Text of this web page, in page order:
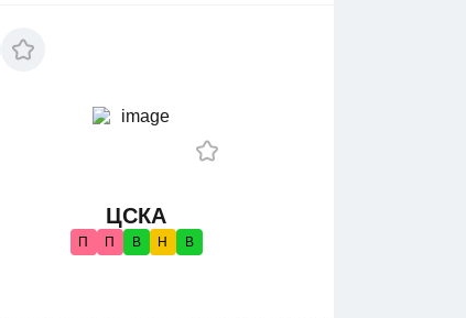
ЦСКА
П П В Н В